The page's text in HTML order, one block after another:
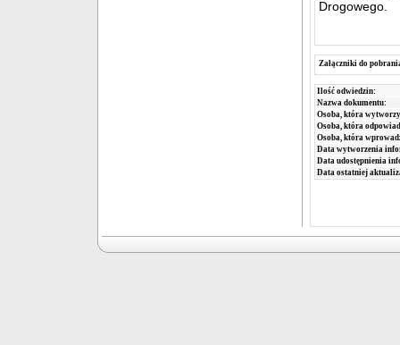
Drogowego.
Załączniki do
Ilość odwiedzin:
Nazwa dokumentu:
Osoba, która
Osoba, która
Osoba, która
Data wytworzenia
Data udostępnienia
Data ostatniej